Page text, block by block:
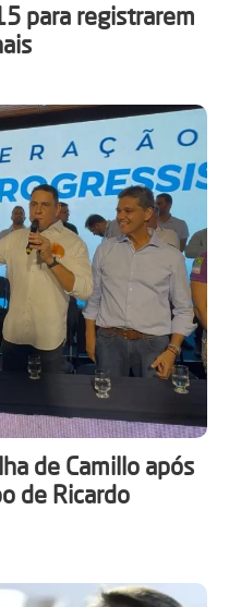
para registrarem
de Camillo após
de Ricardo